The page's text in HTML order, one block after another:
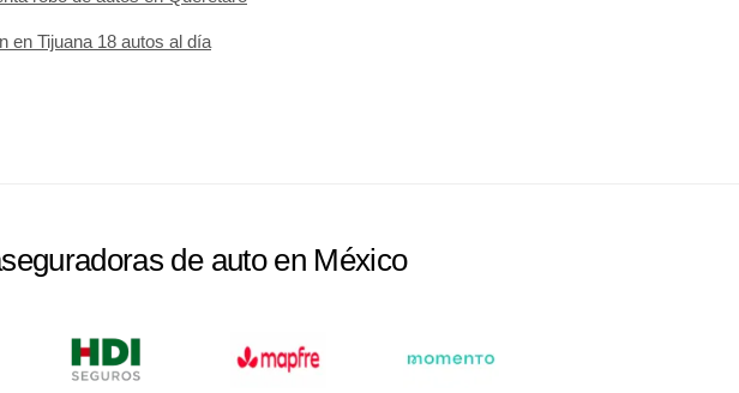
en Tijuana 18 autos al día
de auto en México